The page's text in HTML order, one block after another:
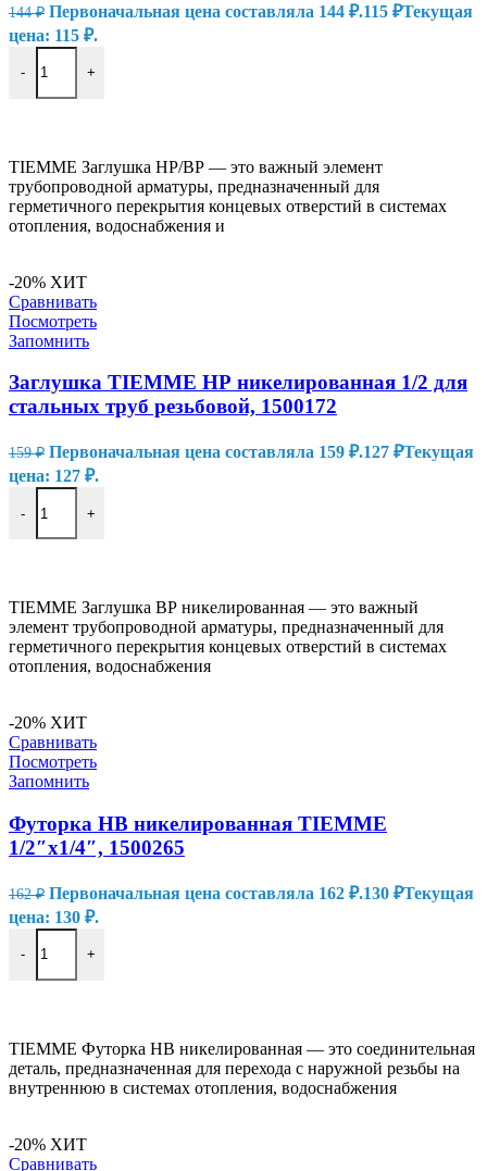
144₽ Первоначальная цена составляла 144 ₽.115 ₽Текущая
цена: 115 ₽.
- +
TIEMME Заглушка НР/ВР — это важный элемент
трубопроводной арматуры, предназначенный для
герметичного перекрытия концевых отверстий в системах
отопления, водоснабжения и
-20% ХИТ
Сравнивать
Посмотреть
Запомнить
Заглушка TIEMME НР никелированная 1/2 для
стальных труб резьбовой, 1500172
159₽ Первоначальная цена составляла 159 ₽.127 ₽Текущая
цена: 127 ₽.
- +
TIEMME Заглушка ВР никелированная — это важный
элемент трубопроводной арматуры, предназначенный для
герметичного перекрытия концевых отверстий в системах
отопления, водоснабжения
-20% ХИТ
Сравнивать
Посмотреть
Запомнить
Футорка НВ никелированная TIEMME
1/2″x1/4″, 1500265
162₽ Первоначальная цена составляла 162 ₽.130 ₽Текущая
цена: 130 ₽.
- +
TIEMME Футорка НВ никелированная — это соединительная
деталь, предназначенная для перехода с наружной резьбы на
внутреннюю в системах отопления, водоснабжения
-20% ХИТ
Сравнивать